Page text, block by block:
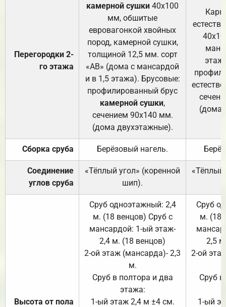
Перегородки 2-
го этажа
камерной сушки 40х100
мм, обшитые
евровагонкой хвойных
пород, камерной сушки,
толщиной 12,5 мм. сорт
«АВ» (дома с мансардой
и в 1,5 этажа). Брусовые:
профилированный брус
камерной сушки,
сечением 90х140 мм.
(дома двухэтажные).
(дома
Сборка сруба Берёзовый нагель.
Соединение
углов сруба
«Тёплый угол» (коренной
шип).
«Тёплый
Высота от пола
Сруб одноэтажный: 2,4
м. (18 венцов) Сруб с
мансардой: 1-ый этаж-
2,4 м. (18 венцов)
2-ой этаж (мансарда)- 2,3
м.
Сруб в полтора и два
этажа:
1-ый этаж 2,4 м ±4 см.
Сруб
м. (18
2,5
2-ой
Сруб
1-ый